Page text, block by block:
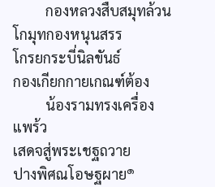
กองหลวงสืบสมุทล้วน
โกมุทกองหนุนสรร
โกรยกระบี่นิลขันธ์
กองเกียกกายเกณฑ์ต้อง
น้องรามทรงเครื่อง
แพร้ว
เสดจสู่พระเชฐถวาย
ปางพิศณโอษฐผาย๑